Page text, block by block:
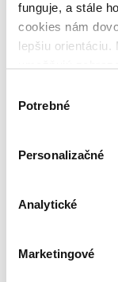
funguje, a stále
cookies nám
lepšiu orientáciu.
keby sme mohli
súhlasu
Potrebné
Personalizačné
Analytické
Marketingové